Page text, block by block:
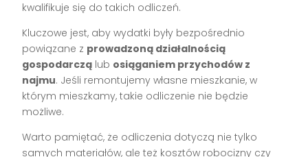
kwalifikuje się do takich odliczeń.
Kluczowe jest, aby wydatki były bezpośrednio
powiązane z prowadzoną działalnością
gospodarczą lub osiąganiem przychodów z
najmu. Jeśli remontujemy własne mieszkanie, w
którym mieszkamy, takie odliczenie nie będzie
możliwe.
Warto pamiętać, że odliczenia dotyczą nie tylko
samych materiałów, ale też kosztów robocizny czy